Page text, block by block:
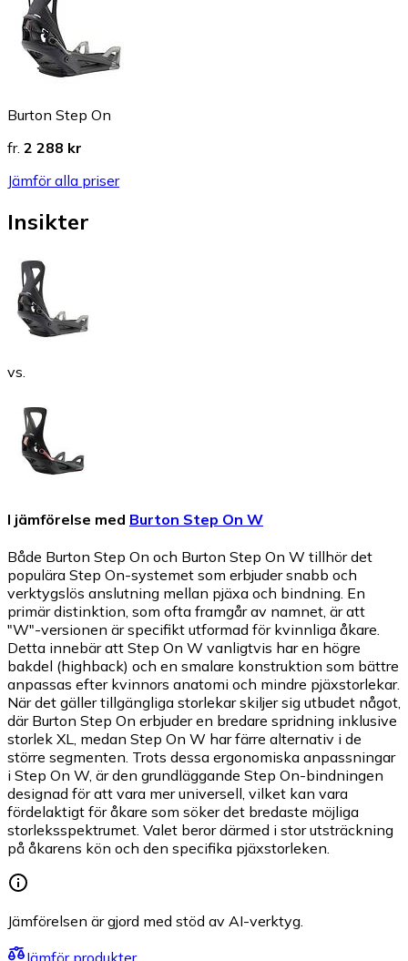
Burton Step On
fr. 2 288 kr
Jämför alla priser
Insikter
vs.
I jämförelse med Burton Step On W
Både Burton Step On och Burton Step On W tillhör det
populära Step On-systemet som erbjuder snabb och
verktygslös anslutning mellan pjäxa och bindning. En
primär distinktion, som ofta framgår av namnet, är att
"W"-versionen är specifikt utformad för kvinnliga åkare.
Detta innebär att Step On W vanligtvis har en högre
bakdel (highback) och en smalare konstruktion som bättre
anpassas efter kvinnors anatomi och mindre pjäxstorlekar.
När det gäller tillgängliga storlekar skiljer sig utbudet något,
där Burton Step On erbjuder en bredare spridning inklusive
storlek XL, medan Step On W har färre alternativ i de
större segmenten. Trots dessa ergonomiska anpassningar
i Step On W, är den grundläggande Step On-bindningen
designad för att vara mer universell, vilket kan vara
fördelaktigt för åkare som söker det bredaste möjliga
storleksspektrumet. Valet beror därmed i stor utsträckning
på åkarens kön och den specifika pjäxstorleken.
Jämförelsen är gjord med stöd av AI-verktyg.
Jämför produkter